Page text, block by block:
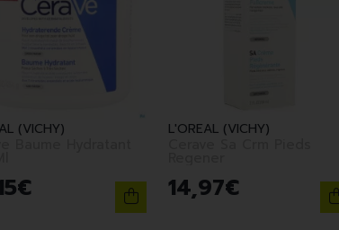
(VICHY)
€
L'OREAL (VICHY)
14,97€